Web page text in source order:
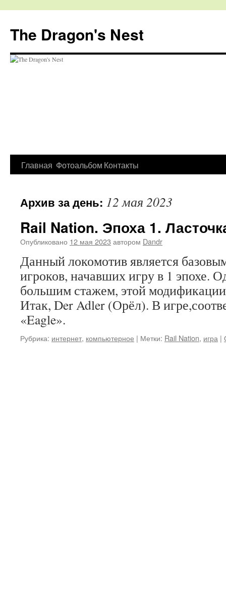
The Dragon's Nest
Перейти
содержимому
Главная Фотоальбом Контакты
Архив за день: 12 мая 2023
Rail Nation. Эпоха 1.
Опубликовано 12 мая 2023 автором Dandr
Данный локомотив является
игроков, начавших игру в 1 эпохе.
большим стажем, этой
Итак, Der Adler (Орёл). В
«Eagle».
Рубрика: интернет, компьютерное | Метки: Rail Nation, игра |